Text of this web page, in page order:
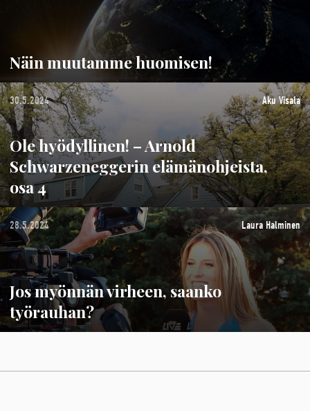
Näin muutamme huomisen!
30.5.2024 Aku Visala
Ole hyödyllinen! – Arnold
Schwarzeneggerin elämänohjeista,
osa 4
28.5.2024 Laura Halminen
Jos myönnän virheen, saanko
työrauhan?